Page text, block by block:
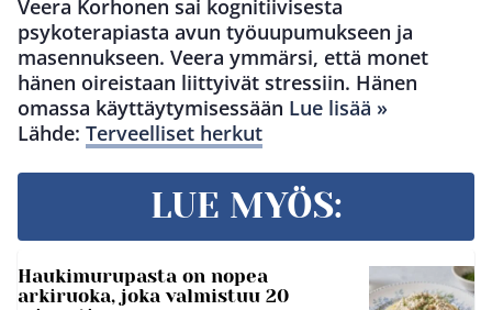
Veera Korhonen sai kognitiivisesta
psykoterapiasta avun työuupumukseen ja
masennukseen. Veera ymmärsi, että monet
hänen oireistaan liittyivät stressiin. Hänen
omassa käyttäytymisessään Lue lisää »
Lähde: Terveelliset herkut
LUE MYÖS:
Haukimurupasta on nopea
arkiruoka, joka valmistuu 20